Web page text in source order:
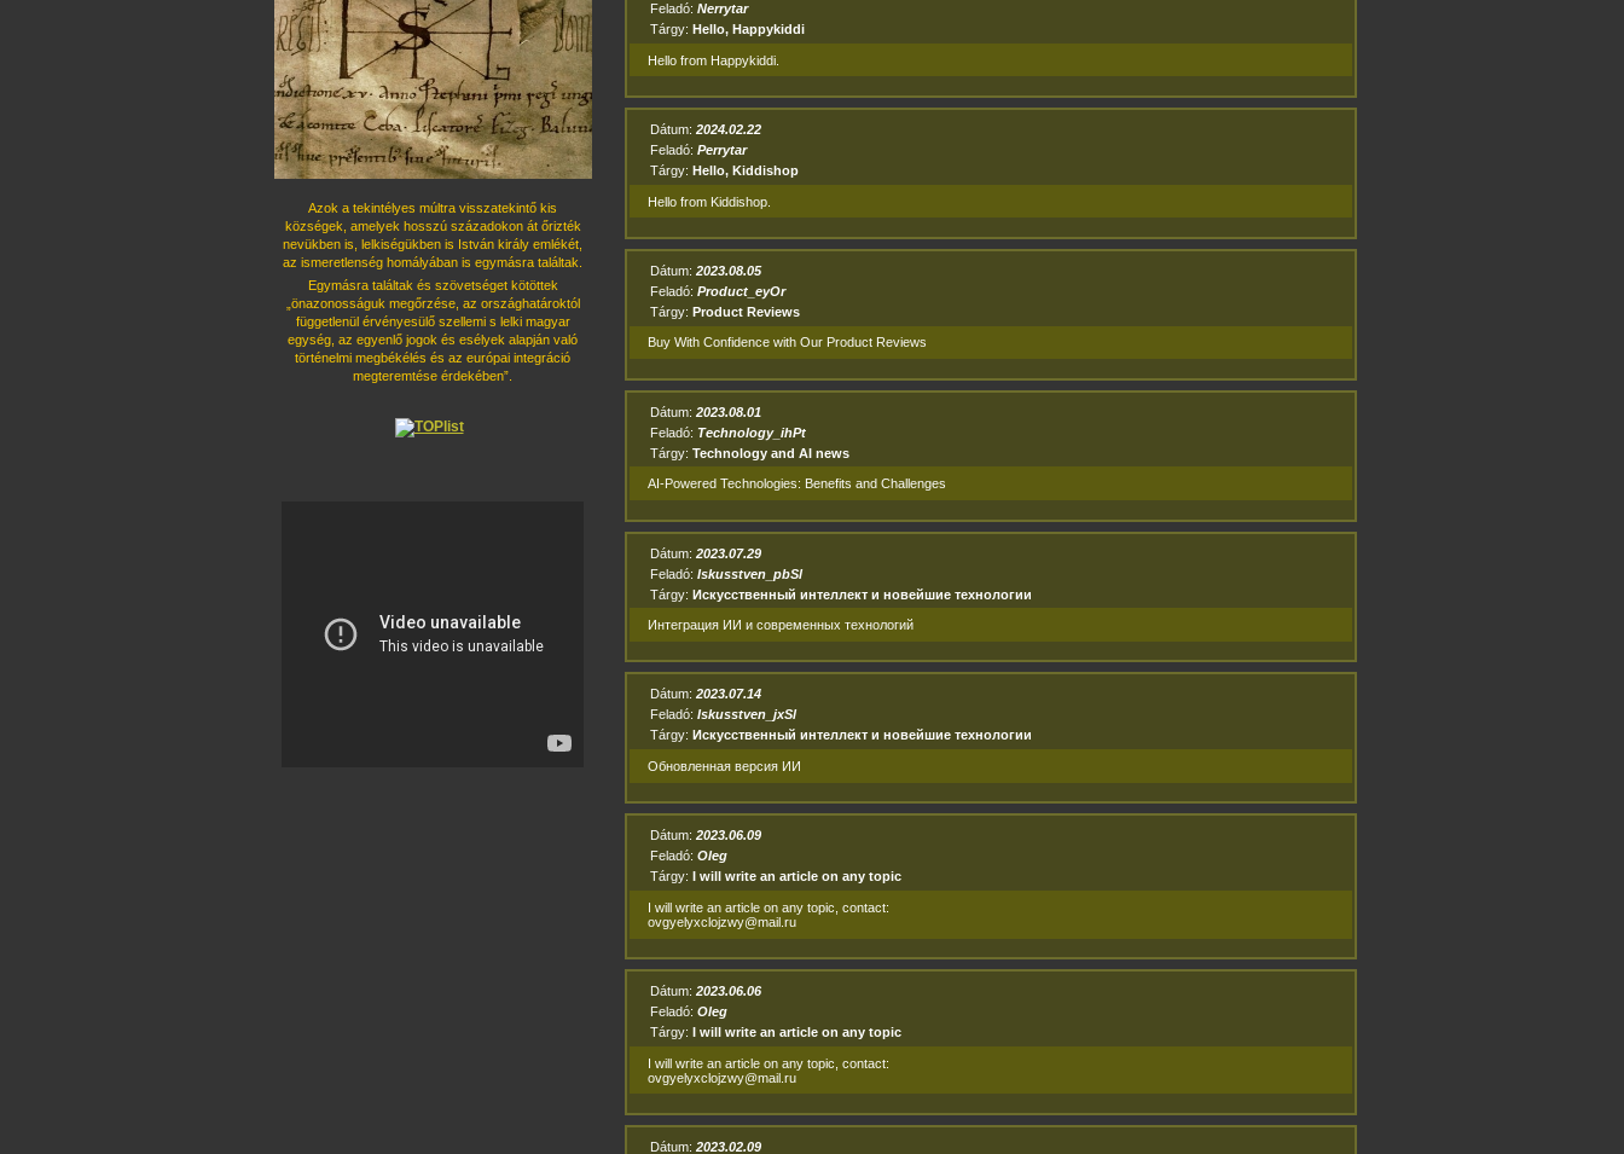
Feladó: Nerrytar
Tárgy: Hello, Happykiddi
Hello from Happykiddi.
Dátum: 2024.02.22
Feladó: Perrytar
Tárgy: Hello, Kiddishop
Hello from Kiddishop.
Dátum: 2023.08.05
Feladó: Product_eyOr
Tárgy: Product Reviews
Buy With Confidence with Our Product Reviews
Dátum: 2023.08.01
Feladó: Technology_ihPt
Tárgy: Technology and AI news
AI-Powered Technologies: Benefits and Challenges
Dátum: 2023.07.29
Feladó: Iskusstven_pbSl
Tárgy: Искусственный интеллект и новейшие технологии
Интеграция ИИ и современных технологий
Dátum: 2023.07.14
Feladó: Iskusstven_jxSl
Tárgy: Искусственный интеллект и новейшие технологии
Обновленная версия ИИ
Dátum: 2023.06.09
Feladó: Oleg
Tárgy:
I will write an article on any topic
I will write an article on any topic, contact:
ovgyelyxclojzwy@mail.ru
Dátum: 2023.06.06
Feladó: Oleg
Tárgy: I will write an article on any topic
I will write an article on any topic, contact:
ovgyelyxclojzwy@mail.ru
Dátum: 2023.02.09
Azok a tekintélyes múltra visszatekintő kis
községek, amelyek hosszú századokon át őrizték
nevükben is, lelkiségükben is István király emlékét,
az ismeretlenség homályában is egymásra találtak.
Egymásra találtak és szövetséget kötöttek
„önazonosságuk megőrzése, az országhatároktól
függetlenül érvényesülő szellemi s lelki magyar
egység, az egyenlő jogok és esélyek alapján való
történelmi megbékélés és az európai integráció
megteremtése érdekében”.